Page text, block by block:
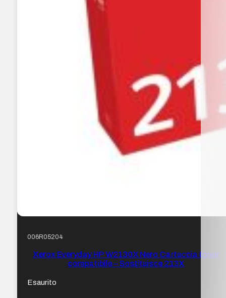
006R05204
Xerox Everyday HP W2130X Nero Cartuccia toner
compatibile – Sostituisce 213X
Esaurito